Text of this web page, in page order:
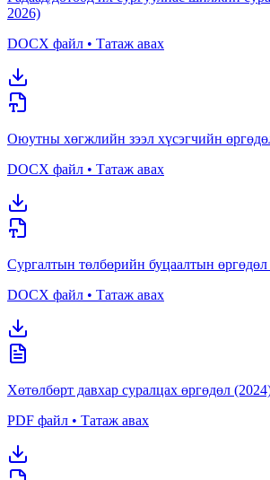
2026)
DOCX файл • Татаж авах
Оюутны хөгжлийн зээл хүсэгчийн
DOCX файл • Татаж авах
Сургалтын төлбөрийн буцаалтын
DOCX файл • Татаж авах
Хөтөлбөрт давхар суралцах өргөдөл
PDF файл • Татаж авах